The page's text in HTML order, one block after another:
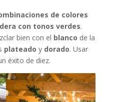
de colores
con tonos verdes.
bien con el blanco de la
plateado y dorado. Usar
éxito de diez.